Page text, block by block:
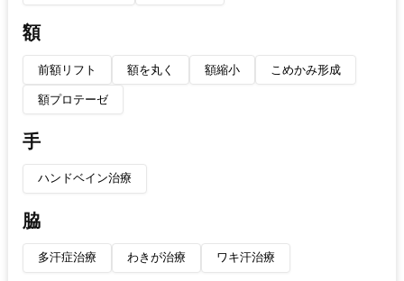
額
前額リフト 額を丸く 額縮小 こめかみ形成
額プロテーゼ
手
ハンドベイン治療
脇
多汗症治療 わきが治療 ワキ汗治療